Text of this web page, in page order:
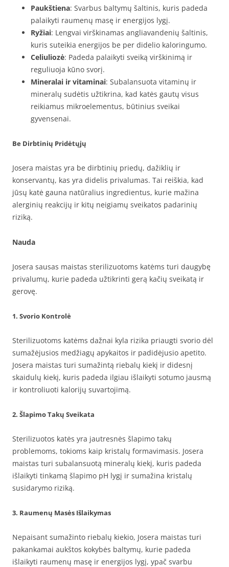
Paukštiena: Svarbus baltymų šaltinis, kuris padeda
palaikyti raumenų masę ir energijos lygį.
Ryžiai: Lengvai virškinamas angliavandenių šaltinis,
kuris suteikia energijos be per didelio kaloringumo.
Celiuliozė: Padeda palaikyti sveiką virškinimą ir
reguliuoja kūno svorį.
Mineralai ir vitaminai: Subalansuota vitaminų ir
mineralų sudėtis užtikrina, kad katės gautų visus
reikiamus mikroelementus, būtinius sveikai
gyvensenai.
Be Dirbtinių Pridėtųjų
Josera maistas yra be dirbtinių priedų, dažiklių ir
konservantų, kas yra didelis privalumas. Tai reiškia, kad
jūsų katė gauna natūralius ingredientus, kurie mažina
alerginių reakcijų ir kitų neigiamų sveikatos padarinių
riziką.
Nauda
Josera sausas maistas sterilizuotoms katėms turi daugybę
privalumų, kurie padeda užtikrinti gerą kačių sveikatą ir
gerovę.
1. Svorio Kontrolė
Sterilizuotoms katėms dažnai kyla rizika priaugti svorio dėl
sumažėjusios medžiagų apykaitos ir padidėjusio apetito.
Josera maistas turi sumažintą riebalų kiekį ir didesnį
skaidulų kiekį, kuris padeda ilgiau išlaikyti sotumo jausmą
ir kontroliuoti kalorijų suvartojimą.
2. Šlapimo Takų Sveikata
Sterilizuotos katės yra jautresnės šlapimo takų
problemoms, tokioms kaip kristalų formavimasis. Josera
maistas turi subalansuotą mineralų kiekį, kuris padeda
išlaikyti tinkamą šlapimo pH lygį ir sumažina kristalų
susidarymo riziką.
3. Raumenų Masės Išlaikymas
Nepaisant sumažinto riebalų kiekio, Josera maistas turi
pakankamai aukštos kokybės baltymų, kurie padeda
išlaikyti raumenų masę ir energijos lygį, ypač svarbu